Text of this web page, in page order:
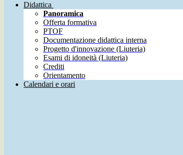
Didattica
Panoramica
Offerta formativa
PTOF
Documentazione didattica interna
Progetto d'innovazione (Liuteria)
Esami di idoneità (Liuteria)
Crediti
Orientamento
Calendari e orari